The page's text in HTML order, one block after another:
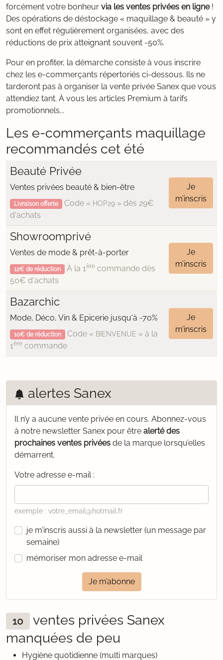
forcément votre bonheur via les ventes privées en ligne!
Des opérations de déstockage « maquillage & beauté » y
sont en effet régulièrement organisées, avec des
réductions de prix atteignant souvent -50%.
Pour en profiter, la démarche consiste à vous inscrire
chez les e-commerçants répertoriés ci-dessous. Ils ne
tarderont pas à organiser la vente privée Sanex que vous
attendiez tant. À vous les articles Premium à tarifs
promotionnels...
Les e-commerçants maquillage
recommandés cet été
Beauté Privée
Ventes privées beauté & bien-être
Livraison offerte Code « HOP29» dès 29€
d'achats
Je
m’inscris
Showroomprivé
Ventes de mode & prêt-à-porter
12€ de réduction À la 1èrecommande dès
50€ d'achats
Je
m’inscris
Bazarchic
Mode, Déco, Vin & Epicerie jusqu'à -70%
10€ de réduction Code « BIENVENUE » à la
1ère commande
Je
m’inscris
alertes Sanex
Il n’y a aucune vente privée en cours. Abonnez-vous
à notre newsletter Sanex pour être alerté des
prochaines ventes privées de la marque lorsqu’elles
démarrent.
Votre adresse e-mail :
exemple : votre_email@hotmail.fr
je m’inscris aussi à la newsletter (un message par
semaine)
mémoriser mon adresse e-mail
Je m’abonne
10
ventes privées Sanex
manquées de peu
Hygiène quotidienne (multi marques)